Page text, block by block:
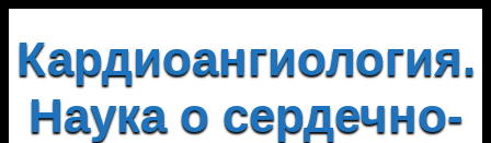
Кардиоангиология.
Наука о сердечно-